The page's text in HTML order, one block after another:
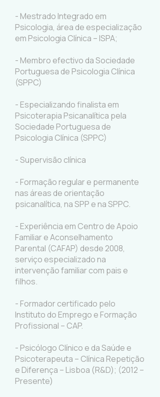
- Mestrado Integrado em
Psicologia, área de especialização
em Psicologia Clínica – ISPA;
- Membro efectivo da Sociedade
Portuguesa de Psicologia Clínica
(SPPC)
- Especializando finalista em
Psicoterapia Psicanalítica pela
Sociedade Portuguesa de
Psicologia Clínica (SPPC)
- Supervisão clínica
- Formação regular e permanente
nas áreas de orientação
psicanalítica, na SPP e na SPPC.
- Experiência em Centro de Apoio
Familiar e Aconselhamento
Parental (CAFAP) desde 2008,
serviço especializado na
intervenção familiar com pais e
filhos.
- Formador certificado pelo
Instituto do Emprego e Formação
Profissional – CAP.
- Psicólogo Clínico e da Saúde e
Psicoterapeuta – Clínica Repetição
e Diferença – Lisboa (R&D); (2012 –
Presente)